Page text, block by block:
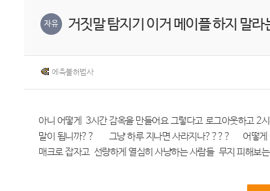
자유 거짓말 탐지기 이거 메이플 하지 말
에측불허법사
아니 어떻게 3시간 감옥을 만들어요 그렇다고 로그아웃하고 2
말이 됩니까?? 그냥 하루 지나면 사라지나???? 어떻게
매크로 잡자고 선량하게 열심히 사냥하는 사람들 무지 피해보